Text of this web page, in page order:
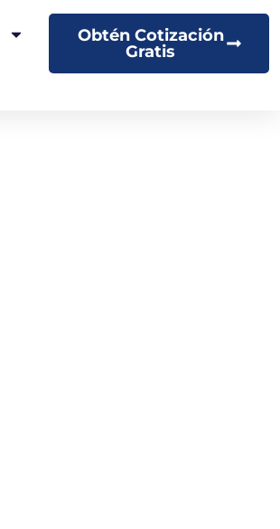
Obtén Cotización
Gratis